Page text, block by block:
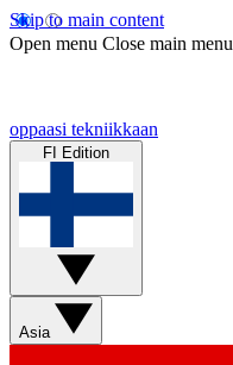
Skip to main content
Open menu Close main menu
oppaasi tekniikkaan
FI Edition
Asia